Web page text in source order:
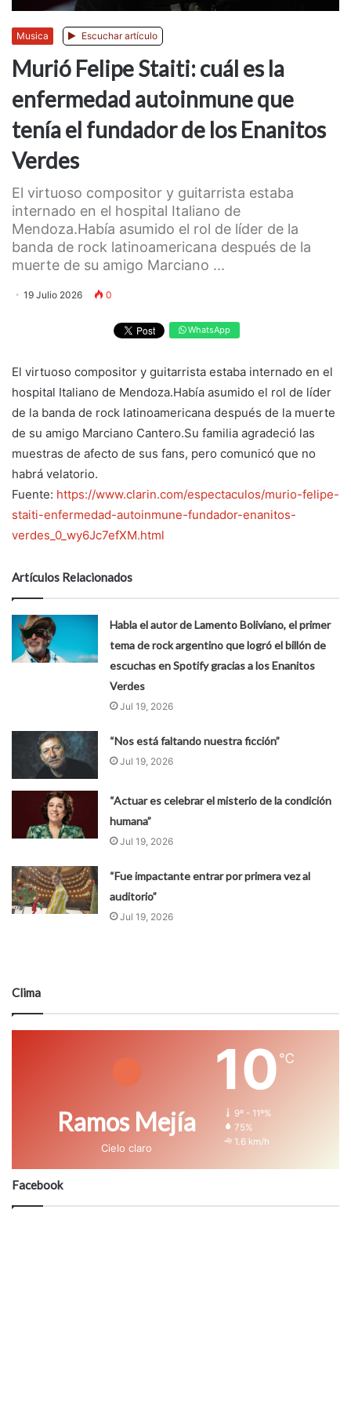
Musica Escuchar artículo
Murió Felipe Staiti: cuál es la
enfermedad autoinmune que
tenía el fundador de los Enanitos
Verdes
El virtuoso compositor y guitarrista estaba
internado en el hospital Italiano de
Mendoza.Había asumido el rol de líder de la
banda de rock latinoamericana después de la
muerte de su amigo Marciano ...
19 Julio 2026 0
WhatsApp
El virtuoso compositor y guitarrista estaba internado en el
hospital Italiano de Mendoza.Había asumido el rol de líder
de la banda de rock latinoamericana después de la muerte
de su amigo Marciano Cantero.Su familia agradeció las
muestras de afecto de sus fans, pero comunicó que no
habrá velatorio.
Fuente: https://www.clarin.com/espectaculos/murio-felipe-
staiti-enfermedad-autoinmune-fundador-enanitos-
verdes_0_wy6Jc7efXM.html
Artículos Relacionados
Habla el autor de Lamento Boliviano, el primer
tema de rock argentino que logró el billón de
escuchas en Spotify gracias a los Enanitos
Verdes
Jul 19, 2026
“Nos está faltando nuestra ficción”
Jul 19, 2026
“Actuar es celebrar el misterio de la condición
humana”
Jul 19, 2026
“Fue impactante entrar por primera vez al
auditorio”
Jul 19, 2026
Clima
Ramos Mejía
Cielo claro
10 ℃
9º - 11º%
75%
1.6 km/h
Facebook